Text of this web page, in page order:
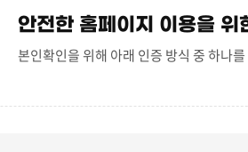
안전한 홈페이지 이용을 위
본인확인을 위해 아래 인증 방식 중 하나